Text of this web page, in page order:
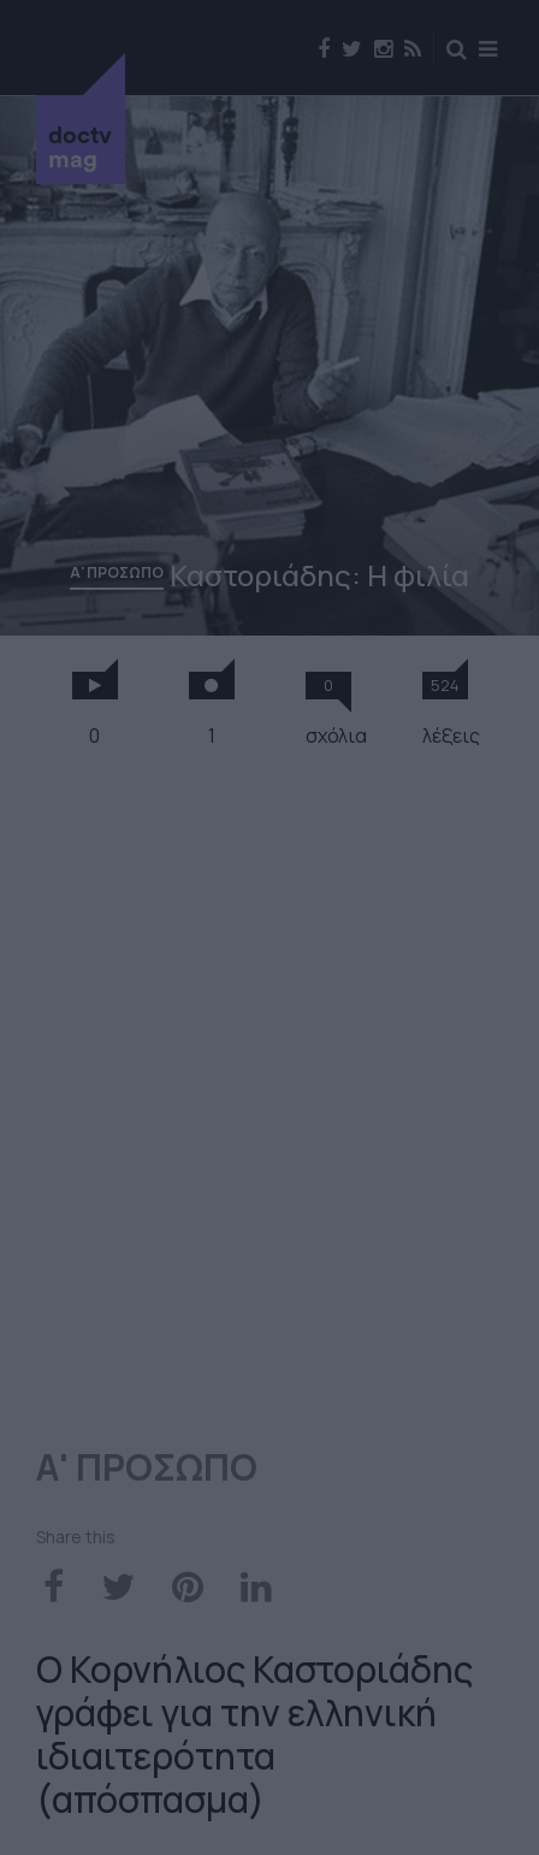
doctv
mag
Α' ΠΡΟΣΩΠΟΚαστοριάδης: Η φιλία
0 1
0
σχόλια
524
λέξεις
Α' ΠΡΟΣΩΠΟ
Share this
O Κορνήλιος Καστοριάδης
γράφει για την ελληνική
ιδιαιτερότητα
(απόσπασμα)